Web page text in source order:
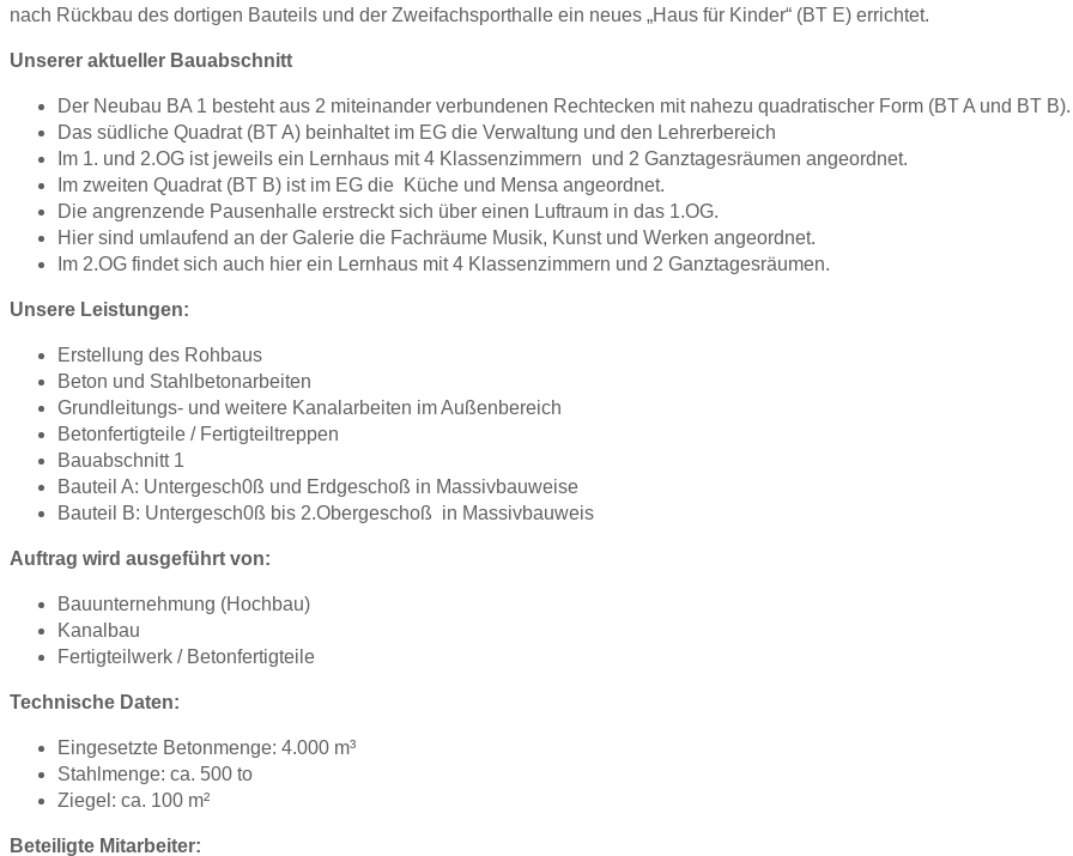
nach Rückbau des dortigen Bauteils und der Zweifachsporthalle ein neues „Haus für Kinder“ (BT E) errichtet.
Unserer aktueller Bauabschnitt
Der Neubau BA 1 besteht aus 2 miteinander verbundenen Rechtecken mit nahezu quadratischer Form (BT A und BT B).
Das südliche Quadrat (BT A) beinhaltet im EG die Verwaltung und den Lehrerbereich
Im 1. und 2.OG ist jeweils ein Lernhaus mit 4 Klassenzimmern und 2 Ganztagesräumen angeordnet.
Im zweiten Quadrat (BT B) ist im EG die Küche und Mensa angeordnet.
Die angrenzende Pausenhalle erstreckt sich über einen Luftraum in das 1.OG.
Hier sind umlaufend an der Galerie die Fachräume Musik, Kunst und Werken angeordnet.
Im 2.OG findet sich auch hier ein Lernhaus mit 4 Klassenzimmern und 2 Ganztagesräumen.
Unsere Leistungen:
Erstellung des Rohbaus
Beton und Stahlbetonarbeiten
Grundleitungs- und weitere Kanalarbeiten im Außenbereich
Betonfertigteile / Fertigteiltreppen
Bauabschnitt 1
Bauteil A: Untergesch0ß und Erdgeschoß in Massivbauweise
Bauteil B: Untergesch0ß bis 2.Obergeschoß in Massivbauweis
Auftrag wird ausgeführt von:
Bauunternehmung (Hochbau)
Kanalbau
Fertigteilwerk / Betonfertigteile
Technische Daten:
Eingesetzte Betonmenge: 4.000 m³
Stahlmenge: ca. 500 to
Ziegel: ca. 100 m²
Beteiligte Mitarbeiter: